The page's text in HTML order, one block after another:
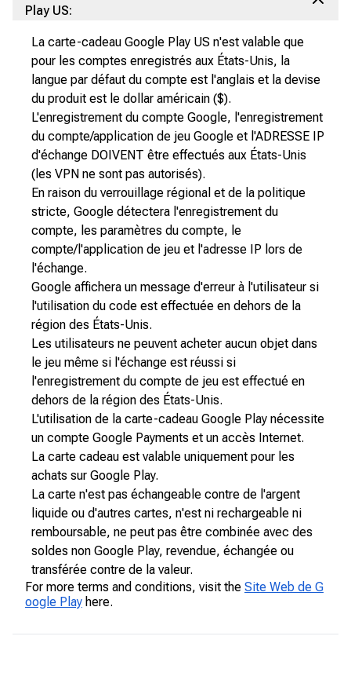
Play US:
La carte-cadeau Google Play US n'est valable que
pour les comptes enregistrés aux États-Unis, la
langue par défaut du compte est l'anglais et la devise
du produit est le dollar américain ($).
L'enregistrement du compte Google, l'enregistrement
du compte/application de jeu Google et l'ADRESSE IP
d'échange DOIVENT être effectués aux États-Unis
(les VPN ne sont pas autorisés).
En raison du verrouillage régional et de la politique
stricte, Google détectera l'enregistrement du
compte, les paramètres du compte, le
compte/l'application de jeu et l'adresse IP lors de
l'échange.
Google affichera un message d'erreur à l'utilisateur si
l'utilisation du code est effectuée en dehors de la
région des États-Unis.
Les utilisateurs ne peuvent acheter aucun objet dans
le jeu même si l'échange est réussi si
l'enregistrement du compte de jeu est effectué en
dehors de la région des États-Unis.
L'utilisation de la carte-cadeau Google Play nécessite
un compte Google Payments et un accès Internet.
La carte cadeau est valable uniquement pour les
achats sur Google Play.
La carte n'est pas échangeable contre de l'argent
liquide ou d'autres cartes, n'est ni rechargeable ni
remboursable, ne peut pas être combinée avec des
soldes non Google Play, revendue, échangée ou
transférée contre de la valeur.
For more terms and conditions, visit the Site Web de G
oogle Play here.